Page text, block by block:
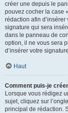
créer une depuis le
pouvez cocher la case
rédaction afin
signature qui sera
dans le panneau de
option, il ne vous sera
d’insérer votre
Haut
Comment puis-je
Lorsque vous rédigez
sujet, cliquez sur
principal de rédaction.